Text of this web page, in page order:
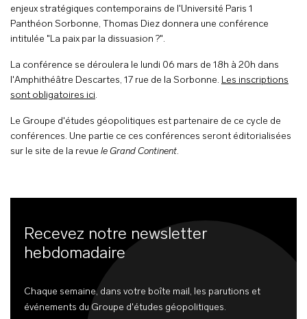
enjeux stratégiques contemporains de l'Université Paris 1
Panthéon Sorbonne, Thomas Diez donnera une conférence
intitulée "La paix par la dissuasion ?".
La conférence se déroulera le lundi 06 mars de 18h à 20h dans
l'Amphithéâtre Descartes, 17 rue de la Sorbonne. Les inscriptions
sont obligatoires ici.
Le Groupe d'études géopolitiques est partenaire de ce cycle de
conférences. Une partie ce ces conférences seront éditorialisées
sur le site de la revue le Grand Continent.
Recevez notre newsletter
hebdomadaire
Chaque semaine, dans votre boîte mail, les parutions et
événements du Groupe d'études géopolitiques.